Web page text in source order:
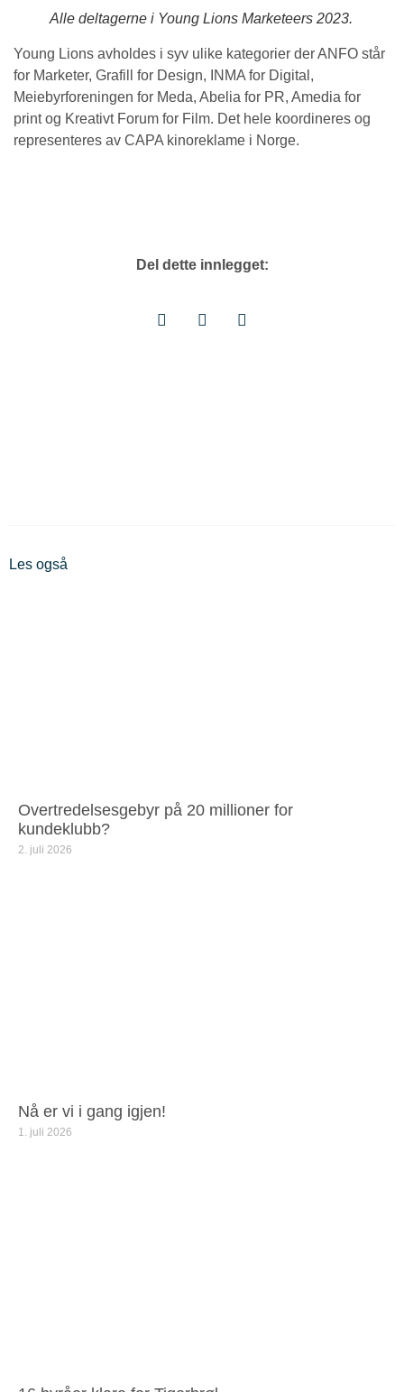
Alle deltagerne i Young Lions Marketeers 2023.
Young Lions avholdes i syv ulike kategorier der ANFO står
for Marketer, Grafill for Design, INMA for Digital,
Meiebyrforeningen for Meda, Abelia for PR, Amedia for
print og Kreativt Forum for Film. Det hele koordineres og
representeres av CAPA kinoreklame i Norge.
Del dette innlegget:
Les også
Overtredelsesgebyr på 20 millioner for
kundeklubb?
2. juli 2026
Nå er vi i gang igjen!
1. juli 2026